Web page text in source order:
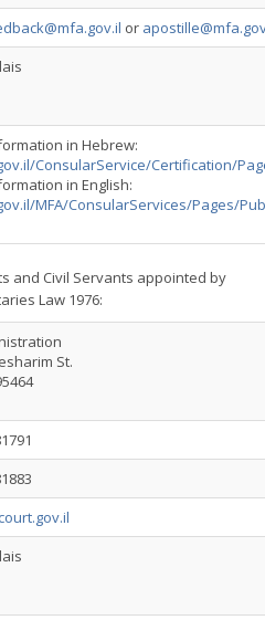
or
in Hebrew:
ConsularService/Certification/
in English:
MFA/ConsularServices/Pages/
and Civil Servants appointed by
Law 1976:
St.